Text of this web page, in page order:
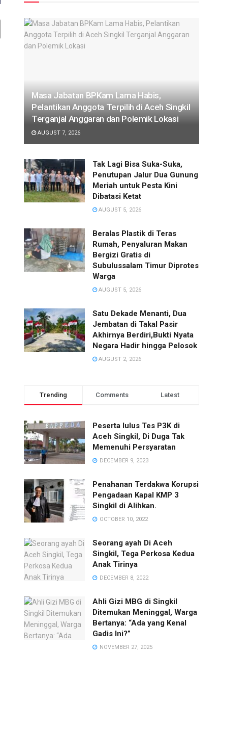
Masa Jabatan BPKam Lama Habis,
Pelantikan Anggota Terpilih di Aceh Singkil
Terganjal Anggaran dan Polemik Lokasi‎
AUGUST 7, 2026
‎Tak Lagi Bisa Suka-Suka,
Penutupan Jalur Dua Gunung
Meriah untuk Pesta Kini
Dibatasi Ketat‎
AUGUST 5, 2026
Beralas Plastik di Teras
Rumah, Penyaluran Makan
Bergizi Gratis di
Subulussalam Timur Diprotes
Warga
AUGUST 5, 2026
Satu Dekade Menanti, Dua
Jembatan di Takal Pasir
Akhirnya Berdiri,Bukti Nyata
Negara Hadir hingga Pelosok‎
AUGUST 2, 2026
Trending Comments Latest
Peserta lulus Tes P3K di
Aceh Singkil, Di Duga Tak
Memenuhi Persyaratan
DECEMBER 9, 2023
Penahanan Terdakwa Korupsi
Pengadaan Kapal KMP 3
Singkil di Alihkan.
OCTOBER 10, 2022
Seorang ayah Di Aceh
Singkil, Tega Perkosa Kedua
Anak Tirinya
DECEMBER 8, 2022
Ahli Gizi MBG di Singkil
Ditemukan Meninggal, Warga
Bertanya: “Ada yang Kenal
Gadis Ini?”‎
NOVEMBER 27, 2025